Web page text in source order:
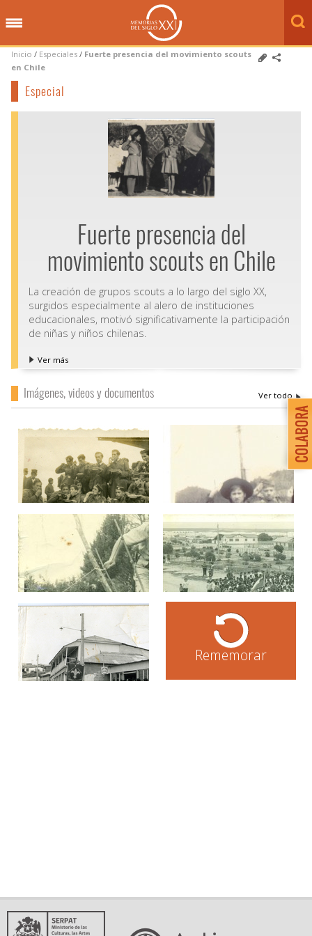
Inicio / Especiales / Fuerte presencia del movimiento scouts
en Chile
Especial
Fuerte presencia del
movimiento scouts en Chile
La creación de grupos scouts a lo largo del siglo XX,
surgidos especialmente al alero de instituciones
educacionales, motivó significativamente la participación
de niñas y niños chilenas.
Ver más
Imágenes, videos y documentos
Rememorar